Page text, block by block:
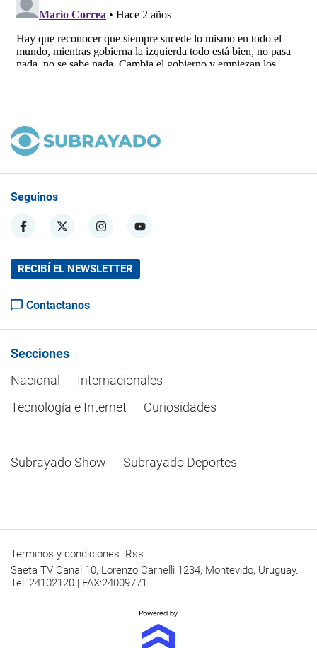
Seguinos
RECIBÍ EL NEWSLETTER
Contactanos
Secciones
Nacional
Internacionales
Tecnología e Internet
Curiosidades
Subrayado Show Subrayado Deportes
Terminos y condiciones Rss
Saeta TV Canal 10, Lorenzo Carnelli 1234, Montevido, Uruguay.
Tel: 24102120 | FAX:24009771